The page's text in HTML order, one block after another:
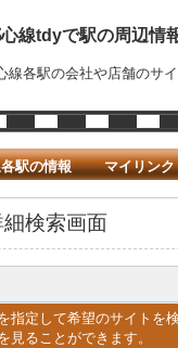
線tdyで駅の周辺情
線各駅の会社や店舗のサ
駅の情報 マイリンク
細検索画面
指定して希望のサイトを
見ることができます。